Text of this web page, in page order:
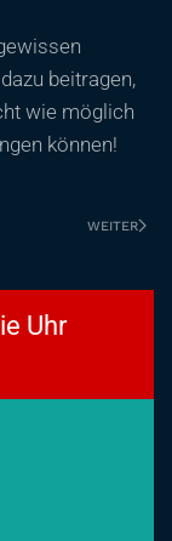
beitragen,
wie möglich
können!
WEITER
Uhr